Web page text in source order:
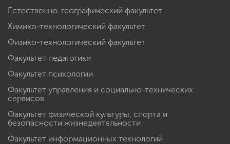
Естественно-географический факультет
Химико-технологический факультет
Физико-технологический факультет
Факультет педагогики
Факультет психологии
Факультет управления и социально-технических
сервисов
Факультет физической культуры, спорта и
безопасности жизнедеятельности
Факультет информационных технологий